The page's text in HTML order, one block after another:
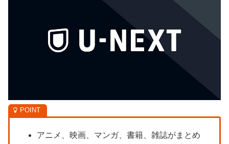
アニメ、映画、マンガ、書籍、雑誌がまとめ